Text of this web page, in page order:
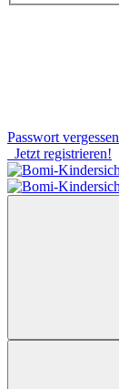
Passwort vergessen
Jetzt registrieren!